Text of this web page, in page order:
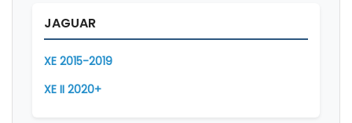
JAGUAR
XE 2015-2019
XE II 2020+